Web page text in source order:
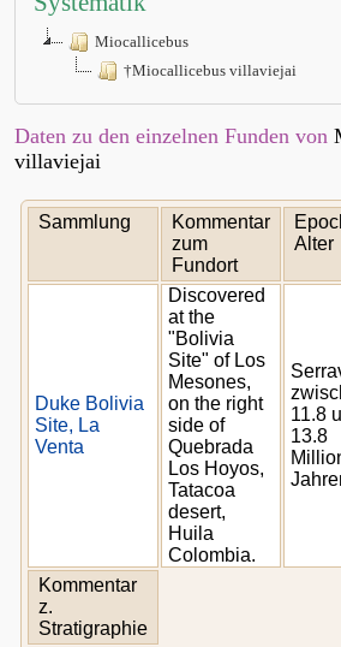
Miocallicebus
†Miocallicebus villaviejai
Daten zu den einzelnen Funden von
villaviejai
Sammlung
Kommentar
zum
Fundort
Alter
Duke Bolivia
Site, La
Venta
Discovered
at the
"Bolivia
Site" of Los
Mesones,
on the right
side of
Quebrada
Los Hoyos,
Tatacoa
desert,
Huila
Colombia.
11.8
13.8
Kommentar
z.
Stratigraphie